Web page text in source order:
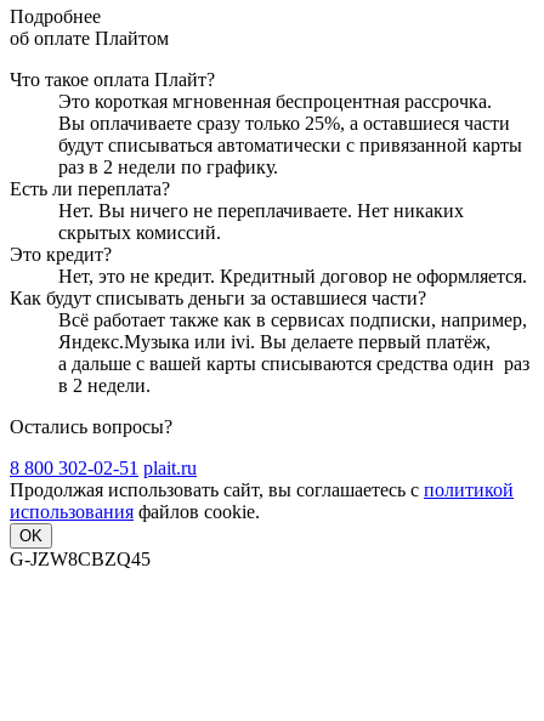
Подробнее
об оплате Плайтом
Что такое оплата Плайт?
Это короткая мгновенная беспроцентная рассрочка.
Вы оплачиваете сразу только 25%, а оставшиеся части
будут списываться автоматически с привязанной карты
раз в 2 недели по графику.
Есть ли переплата?
Нет. Вы ничего не переплачиваете. Нет никаких
скрытых комиссий.
Это кредит?
Нет, это не кредит. Кредитный договор не оформляется.
Как будут списывать деньги за оставшиеся части?
Всё работает также как в сервисах подписки, например,
Яндекс.Музыка или ivi. Вы делаете первый платёж,
а дальше с вашей карты списываются средства один раз
в 2 недели.
Остались вопросы?
8 800 302-02-51 plait.ru
Продолжая использовать сайт, вы соглашаетесь с политикой
использования файлов cookie.
OK
G-JZW8CBZQ45